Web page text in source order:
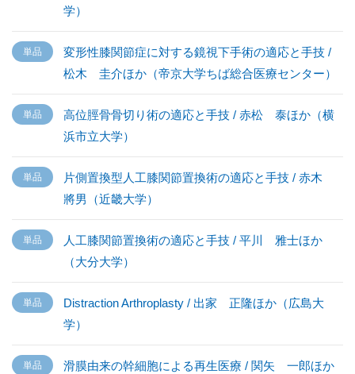
学）
変形性膝関節症に対する鏡視下手術の適応と手技 /
松木 圭介ほか（帝京大学ちば総合医療センター）
高位脛骨骨切り術の適応と手技 / 赤松 泰ほか（横
浜市立大学）
片側置換型人工膝関節置換術の適応と手技 / 赤木
將男（近畿大学）
人工膝関節置換術の適応と手技 / 平川 雅士ほか
（大分大学）
Distraction Arthroplasty / 出家 正隆ほか（広島大
学）
滑膜由来の幹細胞による再生医療 / 関矢 一郎ほか